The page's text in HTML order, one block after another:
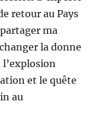
retour au Pays
ma
la donne
l’explosion
et le quête
au